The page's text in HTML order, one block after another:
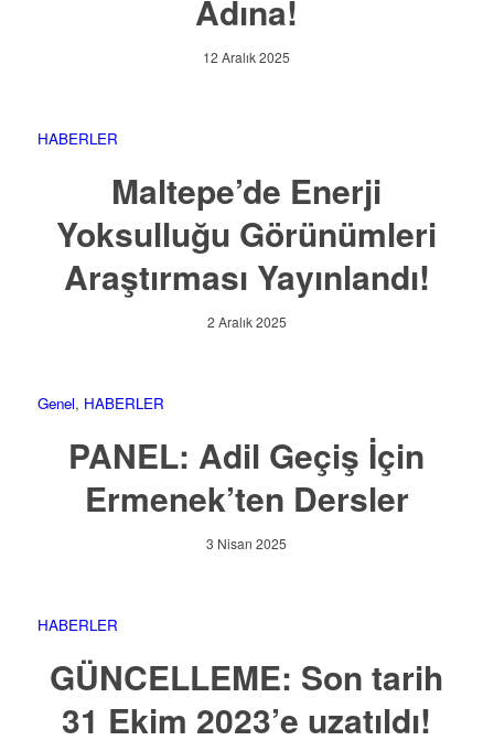
Adına!
12 Aralık 2025
HABERLER
Maltepe’de Enerji
Yoksulluğu Görünümleri
Araştırması Yayınlandı!
2 Aralık 2025
Genel, HABERLER
PANEL: Adil Geçiş İçin
Ermenek’ten Dersler
3 Nisan 2025
HABERLER
GÜNCELLEME: Son tarih
31 Ekim 2023’e uzatıldı!